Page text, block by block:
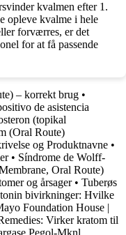
kvalmen efter 1.
opleve kvalme i hele
forværres, er det
for at få passende
– korrekt brug •
de asistencia
(topikal
(Oral Route)
og Produktnavne •
• Síndrome de Wolff-
Oral Route)
og årsager• Tuberøs
bivirkninger: Hvilke
Foundation House |
Virker kratom til